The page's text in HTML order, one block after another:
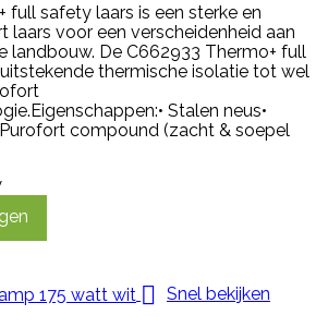
full safety laars is een sterke en
laars voor een verscheidenheid aan
landbouw. De C662933 Thermo+ full
thermische isolatie tot wel
Stalen neus•
compound (zacht & soepel
 Snel bekijken